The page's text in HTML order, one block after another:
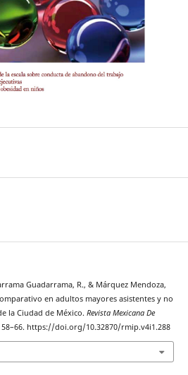
Guadarrama, R., & Márquez Mendoza,
en adultos mayores asistentes y no
la Ciudad de México. Revista Mexicana De
58–66. https://doi.org/10.32870/rmip.v4i1.288